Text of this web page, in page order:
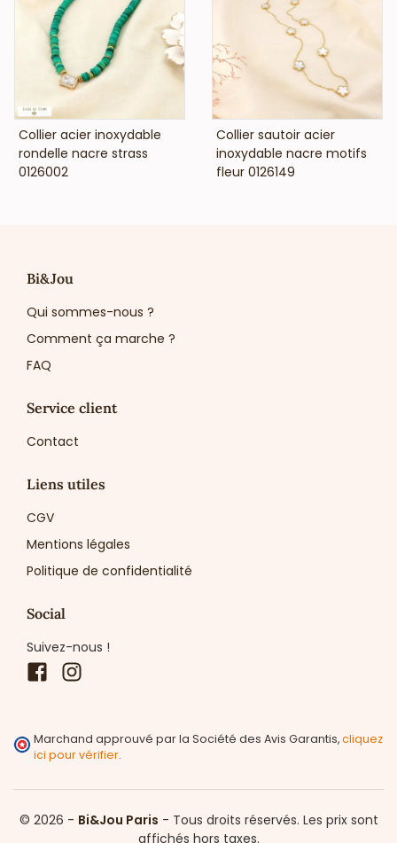
VOIR LE PRIX
Collier acier inoxydable
rondelle nacre strass
0126002
VOIR LE PRIX
Collier sautoir acier
inoxydable nacre motifs
fleur 0126149
Bi&Jou
Qui sommes-nous ?
Comment ça marche ?
FAQ
Service client
Contact
Liens utiles
CGV
Mentions légales
Politique de confidentialité
Social
Suivez-nous !
Facebook
Marchand approuvé par la Société des Avis Garantis,cliquez
ici pour vérifier.
© 2026 - Bi&Jou Paris - Tous droits réservés. Les prix sont
affichés hors taxes.